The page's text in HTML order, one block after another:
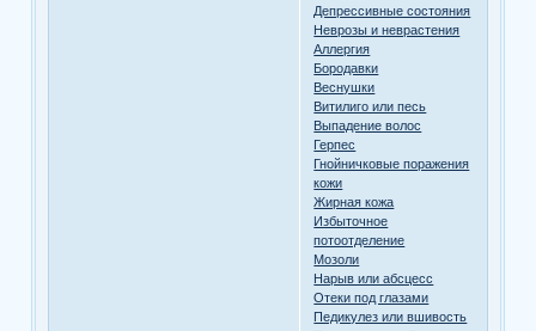
Депрессивные состояния
Неврозы и неврастения
Аллергия
Бородавки
Веснушки
Витилиго или песь
Выпадение волос
Герпес
Гнойничковые поражения
кожи
Жирная кожа
Избыточное
потоотделение
Мозоли
Нарыв или абсцесс
Отеки под глазами
Педикулез или вшивость